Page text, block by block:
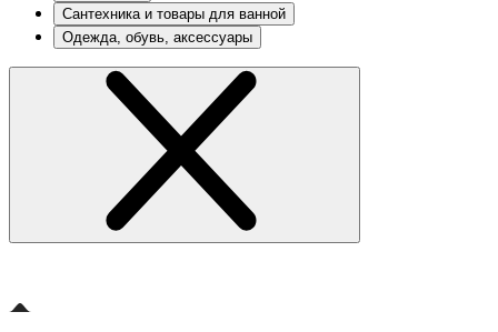
Сантехника и товары для ванной
Одежда, обувь, аксессуары